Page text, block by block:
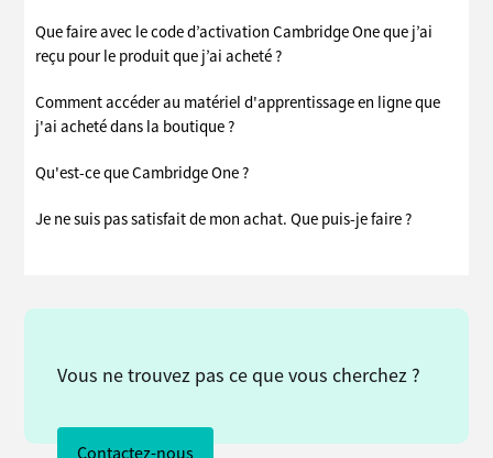
Que faire avec le code d’activation Cambridge One que j’ai
reçu pour le produit que j’ai acheté ?
Comment accéder au matériel d'apprentissage en ligne que
j'ai acheté dans la boutique ?
Qu'est-ce que Cambridge One ?
Je ne suis pas satisfait de mon achat. Que puis-je faire ?
Vous ne trouvez pas ce que vous cherchez ?
Contactez-nous